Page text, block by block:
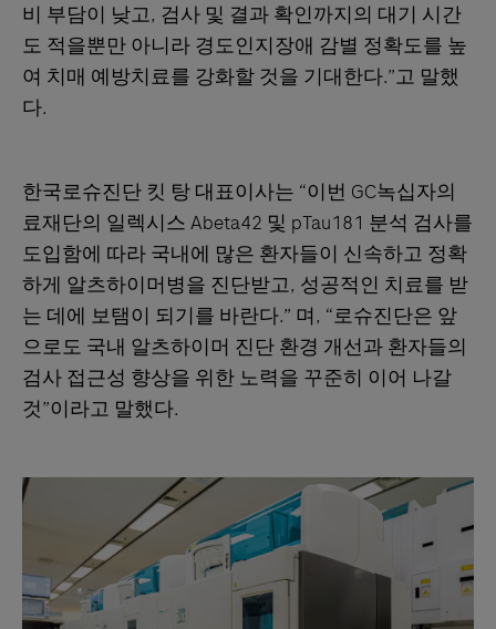
비 부담이 낮고, 검사 및 결과 확인까지의 대기 시간
도 적을뿐만 아니라 경도인지장애 감별 정확도를 높
여 치매 예방치료를 강화할 것을 기대한다.”고 말했
다.
한국로슈진단 킷 탕 대표이사는 “이번 GC녹십자의
료재단의 일렉시스 Abeta42 및 pTau181 분석 검사를
도입함에 따라 국내에 많은 환자들이 신속하고 정확
하게 알츠하이머병을 진단받고, 성공적인 치료를 받
는 데에 보탬이 되기를 바란다.” 며, “로슈진단은 앞
으로도 국내 알츠하이머 진단 환경 개선과 환자들의
검사 접근성 향상을 위한 노력을 꾸준히 이어 나갈
것”이라고 말했다.